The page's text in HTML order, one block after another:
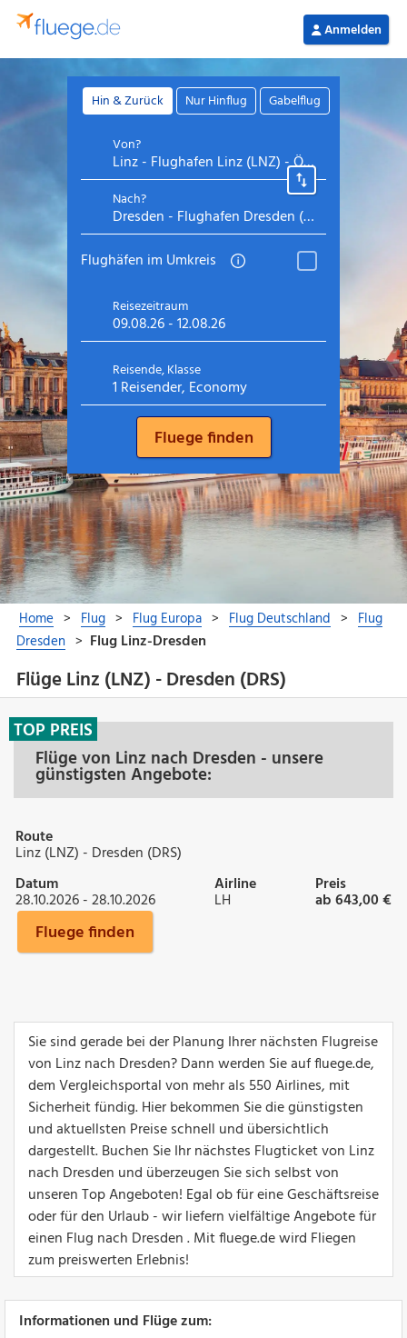
Flüge Linz (LNZ) - Dresden (DRS)
Flüge von Linz nach Dresden - unsere
günstigsten Angebote:
TOP PREIS
Route
Linz (LNZ) - Dresden (DRS)
Datum
28.10.2026 - 28.10.2026
Airline
LH
Preis
ab 643,00 €
Fluege finden
Sie sind gerade bei der Planung Ihrer nächsten Flugreise
von Linz nach Dresden? Dann werden Sie auf fluege.de,
dem Vergleichsportal von mehr als 550 Airlines, mit
Sicherheit fündig. Hier bekommen Sie die günstigsten
und aktuellsten Preise schnell und übersichtlich
dargestellt. Buchen Sie Ihr nächstes Flugticket von Linz
nach Dresden und überzeugen Sie sich selbst von
unseren Top Angeboten! Egal ob für eine Geschäftsreise
oder für den Urlaub - wir liefern vielfältige Angebote für
einen Flug nach Dresden . Mit fluege.de wird Fliegen
zum preiswerten Erlebnis!
Informationen und Flüge zum: